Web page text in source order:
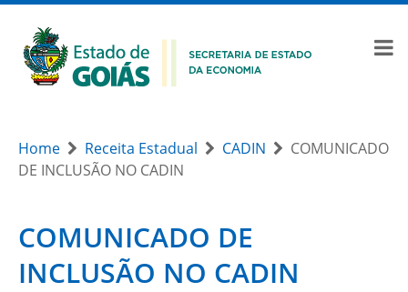
Home Receita Estadual CADIN
COMUNICADO
DE INCLUSÃO NO CADIN
COMUNICADO DE
INCLUSÃO NO CADIN